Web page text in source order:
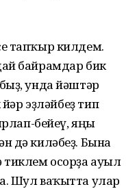
тапҡыр килдем.
байрамдар бик
унда йәштәр
эҙләйбеҙ тип
бейеү, яңы
дә киләбеҙ. Бына
осорҙа ауыл
Шул ваҡытта улар